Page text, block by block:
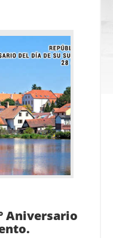
Aniversario